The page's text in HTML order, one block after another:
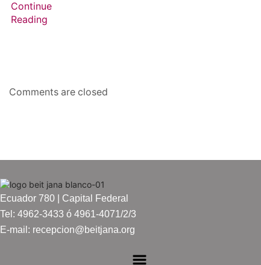
Continue
Reading
Comments are closed
Ecuador 780 | Capital Federal
Tel: 4962-3433 ó 4961-4071/2/3
E-mail: recepcion@beitjana.org
Menú